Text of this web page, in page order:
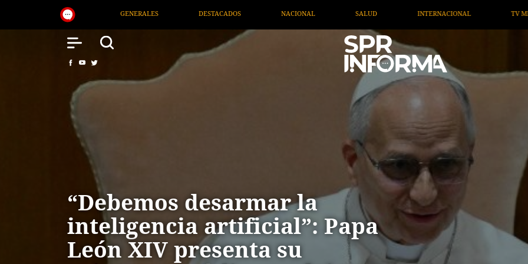
DESTACADOS NACIONAL SALUD INTERNACIONAL TV MIGRANTE INFORMA
“Debemos desarmar la
inteligencia artificial”: Papa
León XIV presenta su